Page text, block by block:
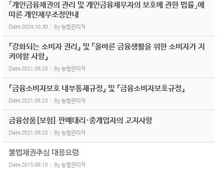
「개인금융채권의 관리 및 개인금융채무자의 보호에 관한 법률」에
따른 개인채무조정안내
Date2024.10.30 By농협관리자
『강화되는 소비자 권리』 및 『올바른 금융생활을 위한 소비자가 지
켜야할 사항』
Date2021.09.23 By농협관리자
『금융소비자보호 내부통제규정』 및 『금융소비자보호규정』
Date2021.09.23 By농협관리자
금융상품[보험] 판매대리·중개업자의 고지사항
Date2021.09.23 By농협관리자
불법채권추심 대응요령
Date2015.08.10 By농협관리자